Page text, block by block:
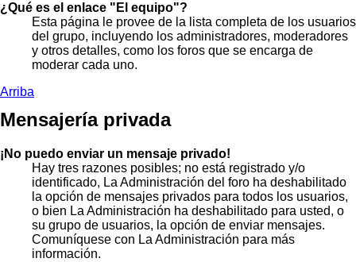
¿Qué es el enlace "El equipo"?
Esta página le provee de la lista completa de los usuarios
del grupo, incluyendo los administradores, moderadores
y otros detalles, como los foros que se encarga de
moderar cada uno.
Arriba
Mensajería privada
¡No puedo enviar un mensaje privado!
Hay tres razones posibles; no está registrado y/o
identificado, La Administración del foro ha deshabilitado
la opción de mensajes privados para todos los usuarios,
o bien La Administración ha deshabilitado para usted, o
su grupo de usuarios, la opción de enviar mensajes.
Comuníquese con La Administración para más
información.